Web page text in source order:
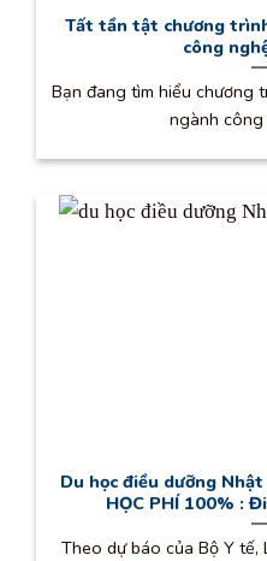
Tất tần tật chương
công
Bạn đang tìm hiểu chương
ngành
Du học điều dưỡng Nhật
HỌC PHÍ 100% :
Theo dự báo của Bộ Y tế,